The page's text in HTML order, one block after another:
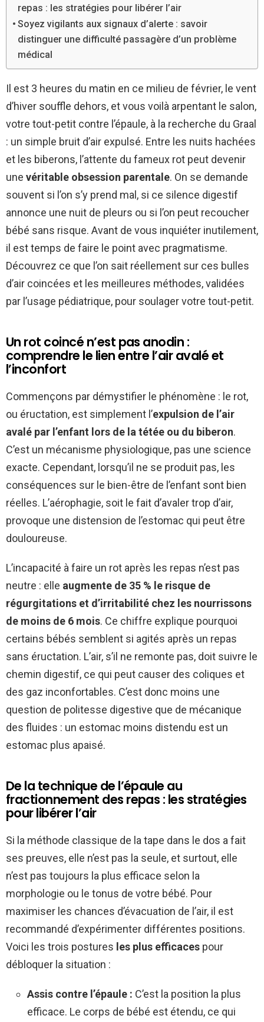
repas : les stratégies pour libérer l’air
Soyez vigilants aux signaux d’alerte : savoir
distinguer une difficulté passagère d’un problème
médical
Il est 3 heures du matin en ce milieu de février, le vent
d’hiver souffle dehors, et vous voilà arpentant le salon,
votre tout-petit contre l’épaule, à la recherche du Graal
: un simple bruit d’air expulsé. Entre les nuits hachées
et les biberons, l’attente du fameux rot peut devenir
une véritable obsession parentale. On se demande
souvent si l’on s’y prend mal, si ce silence digestif
annonce une nuit de pleurs ou si l’on peut recoucher
bébé sans risque. Avant de vous inquiéter inutilement,
il est temps de faire le point avec pragmatisme.
Découvrez ce que l’on sait réellement sur ces bulles
d’air coincées et les meilleures méthodes, validées
par l’usage pédiatrique, pour soulager votre tout-petit.
Un rot coincé n’est pas anodin :
comprendre le lien entre l’air avalé et
l’inconfort
Commençons par démystifier le phénomène : le rot,
ou éructation, est simplement l’expulsion de l’air
avalé par l’enfant lors de la tétée ou du biberon.
C’est un mécanisme physiologique, pas une science
exacte. Cependant, lorsqu’il ne se produit pas, les
conséquences sur le bien-être de l’enfant sont bien
réelles. L’aérophagie, soit le fait d’avaler trop d’air,
provoque une distension de l’estomac qui peut être
douloureuse.
L’incapacité à faire un rot après les repas n’est pas
neutre : elle augmente de 35 % le risque de
régurgitations et d’irritabilité chez les nourrissons
de moins de 6 mois. Ce chiffre explique pourquoi
certains bébés semblent si agités après un repas
sans éructation. L’air, s’il ne remonte pas, doit suivre le
chemin digestif, ce qui peut causer des coliques et
des gaz inconfortables. C’est donc moins une
question de politesse digestive que de mécanique
des fluides : un estomac moins distendu est un
estomac plus apaisé.
De la technique de l’épaule au
fractionnement des repas : les stratégies
pour libérer l’air
Si la méthode classique de la tape dans le dos a fait
ses preuves, elle n’est pas la seule, et surtout, elle
n’est pas toujours la plus efficace selon la
morphologie ou le tonus de votre bébé. Pour
maximiser les chances d’évacuation de l’air, il est
recommandé d’expérimenter différentes positions.
Voici les trois postures les plus efficaces pour
débloquer la situation :
Assis contre l’épaule : C’est la position la plus
efficace. Le corps de bébé est étendu, ce qui